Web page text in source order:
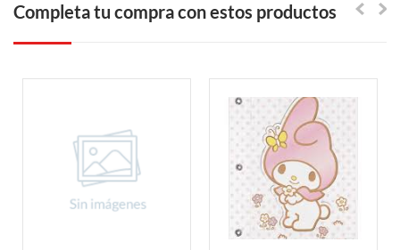
Completa tu compra con estos productos